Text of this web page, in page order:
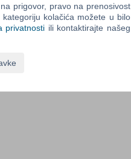
prigovor, pravo na prenosivost
kolačića možete u bilo
privatnosti ili kontaktirajte našeg